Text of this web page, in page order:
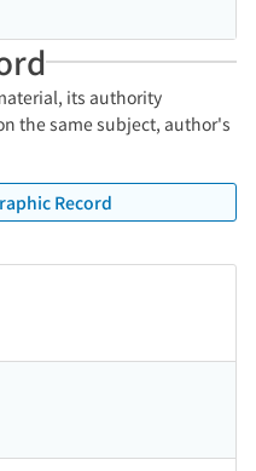
its authority
the same subject, author's
Record